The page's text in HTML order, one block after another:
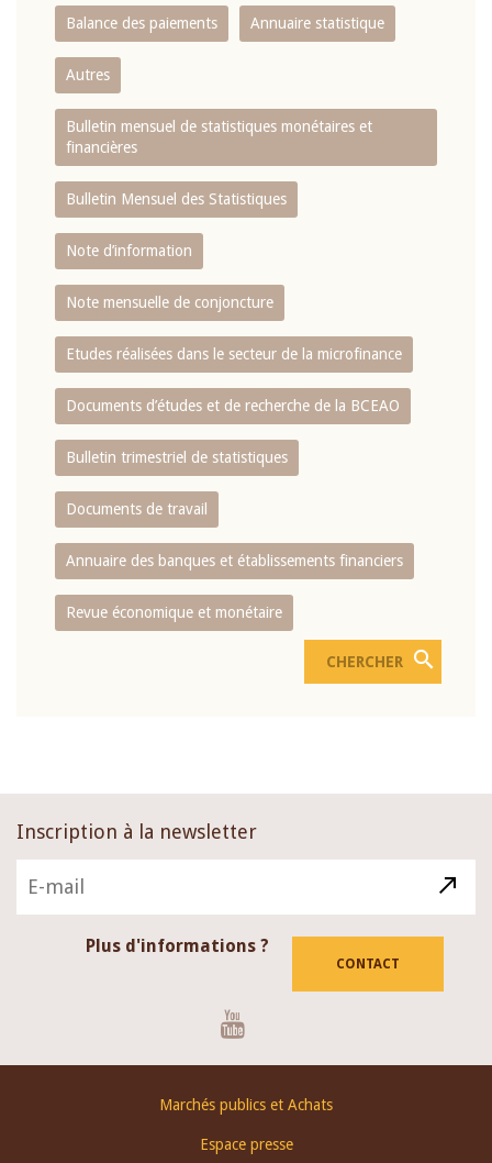
Balance des paiements Annuaire statistique
Autres
Bulletin mensuel de statistiques monétaires et
financières
Bulletin Mensuel des Statistiques
Note d’information
Note mensuelle de conjoncture
Etudes réalisées dans le secteur de la microfinance
Documents d’études et de recherche de la BCEAO
Bulletin trimestriel de statistiques
Documents de travail
Annuaire des banques et établissements financiers
Revue économique et monétaire
Inscription à la newsletter
Plus d'informations ?
CONTACT
Marchés publics et Achats
Espace presse